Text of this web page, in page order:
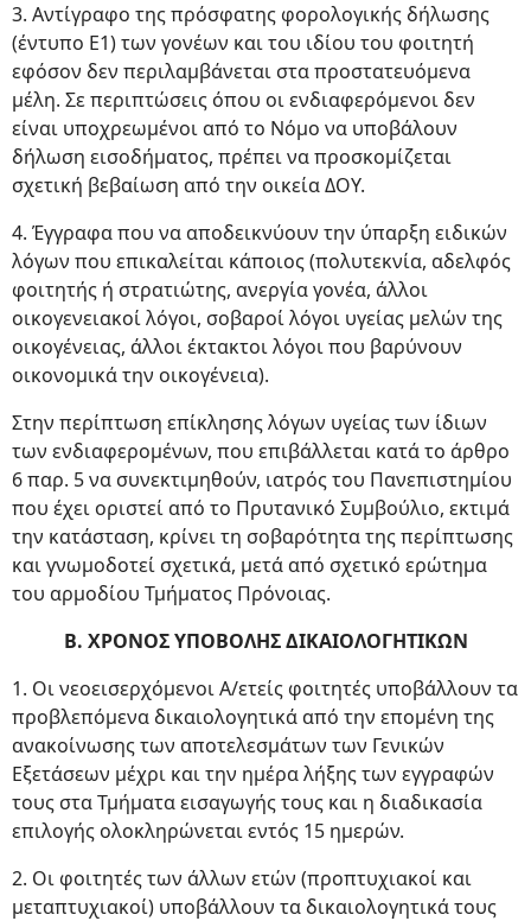
3. Αντίγραφο της πρόσφατης φορολογικής δήλωσης
(έντυπο E1) των γονέων και του ιδίου του φοιτητή
εφόσον δεν περιλαμβάνεται στα προστατευόμενα
μέλη. Σε περιπτώσεις όπου οι ενδιαφερόμενοι δεν
είναι υποχρεωμένοι από το Νόμο να υποβάλουν
δήλωση εισοδήματος, πρέπει να προσκομίζεται
σχετική βεβαίωση από την οικεία ΔΟΥ.
4. Έγγραφα που να αποδεικνύουν την ύπαρξη ειδικών
λόγων που επικαλείται κάποιος (πολυτεκνία, αδελφός
φοιτητής ή στρατιώτης, ανεργία γονέα, άλλοι
οικογενειακοί λόγοι, σοβαροί λόγοι υγείας μελών της
οικογένειας, άλλοι έκτακτοι λόγοι που βαρύνουν
οικονομικά την οικογένεια).
Στην περίπτωση επίκλησης λόγων υγείας των ίδιων
των ενδιαφερομένων, που επιβάλλεται κατά το άρθρο
6 παρ. 5 να συνεκτιμηθούν, ιατρός του Πανεπιστημίου
που έχει οριστεί από το Πρυτανικό Συμβούλιο, εκτιμά
την κατάσταση, κρίνει τη σοβαρότητα της περίπτωσης
και γνωμοδοτεί σχετικά, μετά από σχετικό ερώτημα
του αρμοδίου Τμήματος Πρόνοιας.
B. XPONOΣ YΠOBOΛHΣ ΔΙΚΑΙΟΛΟΓΗΤΙΚΩΝ
1. Οι νεοεισερχόμενοι Α/ετείς φοιτητές υποβάλλουν τα
προβλεπόμενα δικαιολογητικά από την επομένη της
ανακοίνωσης των αποτελεσμάτων των Γενικών
Eξετάσεων μέχρι και την ημέρα λήξης των εγγραφών
τους στα Τμήματα εισαγωγής τους και η διαδικασία
επιλογής ολοκληρώνεται εντός 15 ημερών.
2. Οι φοιτητές των άλλων ετών (προπτυχιακοί και
μεταπτυχιακοί) υποβάλλουν τα δικαιολογητικά τους